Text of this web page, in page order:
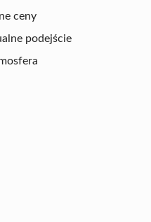
ceny
podejście